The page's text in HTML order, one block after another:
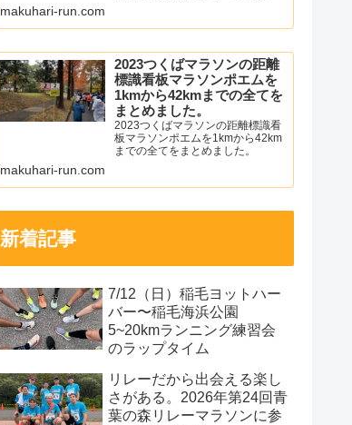
発表されて少し寂しい気持ちにな
左足の踵の痛みが落ち着いて...
makuhari-run.com
2023つくばマラソンの距離
標識看板マラソンポエムを
1kmから42kmまでの全てを
まとめました。
2023つくばマラソンの距離標識看
板マラソンポエムを1kmから42km
までの全てをまとめました。
makuhari-run.com
新着記事
7/12（日）稲毛ヨットハー
バー〜稲毛海浜公園
5~20kmランニング練習会
のラップタイム
リレーだから出会える楽し
さがある。2026年第24回青
葉の森リレーマラソンに参